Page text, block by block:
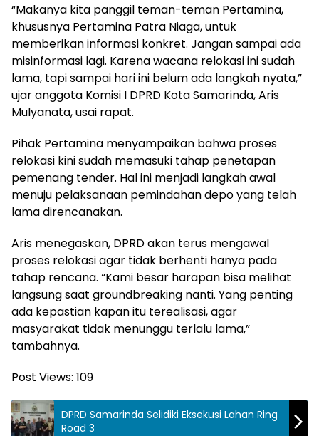
“Makanya kita panggil teman-teman Pertamina,
khususnya Pertamina Patra Niaga, untuk
memberikan informasi konkret. Jangan sampai ada
misinformasi lagi. Karena wacana relokasi ini sudah
lama, tapi sampai hari ini belum ada langkah nyata,”
ujar anggota Komisi I DPRD Kota Samarinda, Aris
Mulyanata, usai rapat.
Pihak Pertamina menyampaikan bahwa proses
relokasi kini sudah memasuki tahap penetapan
pemenang tender. Hal ini menjadi langkah awal
menuju pelaksanaan pemindahan depo yang telah
lama direncanakan.
Aris menegaskan, DPRD akan terus mengawal
proses relokasi agar tidak berhenti hanya pada
tahap rencana. “Kami besar harapan bisa melihat
langsung saat groundbreaking nanti. Yang penting
ada kepastian kapan itu terealisasi, agar
masyarakat tidak menunggu terlalu lama,”
tambahnya.
Post Views: 109
DPRD Samarinda Selidiki Eksekusi Lahan Ring
Road 3